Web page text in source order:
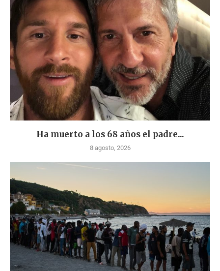
Ha muerto a los 68 años el padre...
8 agosto, 2026